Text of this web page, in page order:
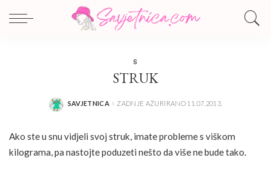
S
STRUK
POSTED
SAVJETNICA ZADNJE AŽURIRANO 11.07.2013.
Ako ste u snu vidjeli svoj struk, imate probleme s viškom
kilograma, pa nastojte poduzeti nešto da više ne bude tako.